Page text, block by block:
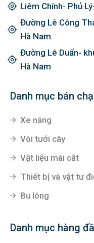
Liêm Chính- Phủ
Đường Lê Công
Hà Nam
Đường Lê Duẩn-
Hà Nam
Danh mục bán
Xe nâng
Vòi tưới cây
Vật liệu mài cắt
Thiết bị và vật tư
Bu lông
Danh mục hàng